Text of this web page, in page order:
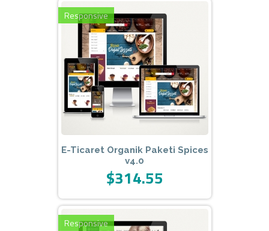
Responsive
E-Ticaret Organik Paketi Spices
v4.0
$314.55
Responsive